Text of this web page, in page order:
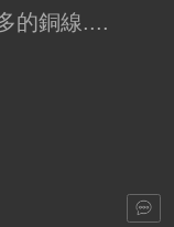
的銅線....